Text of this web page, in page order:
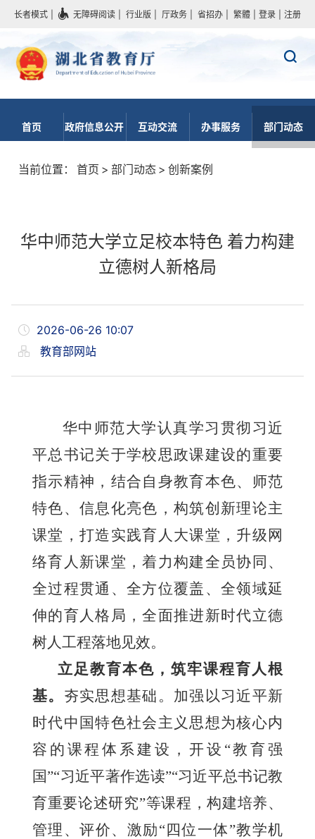
长者模式 无障碍阅读 行业版 厅政务 省招办 繁體 登录 注册
首页 政府信息公开 互动交流 办事服务 部门动态
当前位置： 首页 > 部门动态 > 创新案例
华中师范大学立足校本特色 着力构建
立德树人新格局
2026-06-26 10:07
教育部网站
华中师范大学认真学习贯彻习近
平总书记关于学校思政课建设的重要
指示精神，结合自身教育本色、师范
特色、信息化亮色，构筑创新理论主
课堂，打造实践育人大课堂，升级网
络育人新课堂，着力构建全员协同、
全过程贯通、全方位覆盖、全领域延
伸的育人格局，全面推进新时代立德
树人工程落地见效。
立足教育本色，筑牢课程育人根
基。 夯实思想基础。加强以习近平新
时代中国特色社会主义思想为核心内
容的课程体系建设，开设“教育强
国”“习近平著作选读”“习近平总书记教
育重要论述研究”等课程，构建培养、
管理、评价、激励“四位一体”教学机